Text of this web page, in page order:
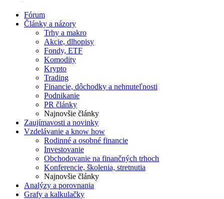
Fórum
Články a názory
Trhy a makro
Akcie, dlhopisy
Fondy, ETF
Komodity
Krypto
Trading
Financie, dôchodky a nehnuteľnosti
Podnikanie
PR články
Najnovšie články
Zaujímavosti a novinky
Vzdelávanie a know how
Rodinné a osobné financie
Investovanie
Obchodovanie na finančných trhoch
Konferencie, školenia, stretnutia
Najnovšie články
Analýzy a porovnania
Grafy a kalkulačky